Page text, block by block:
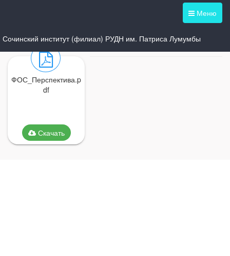
Меню
Сочинский институт (филиал) РУДН им. Патриса Лумумбы
ФОС_Перспектива.p
df
Скачать